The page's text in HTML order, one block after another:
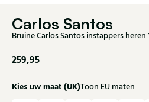
Carlos Santos
Bruine Carlos Santos instappers heren
259,95
Kies uw maat (UK)Toon EU maten